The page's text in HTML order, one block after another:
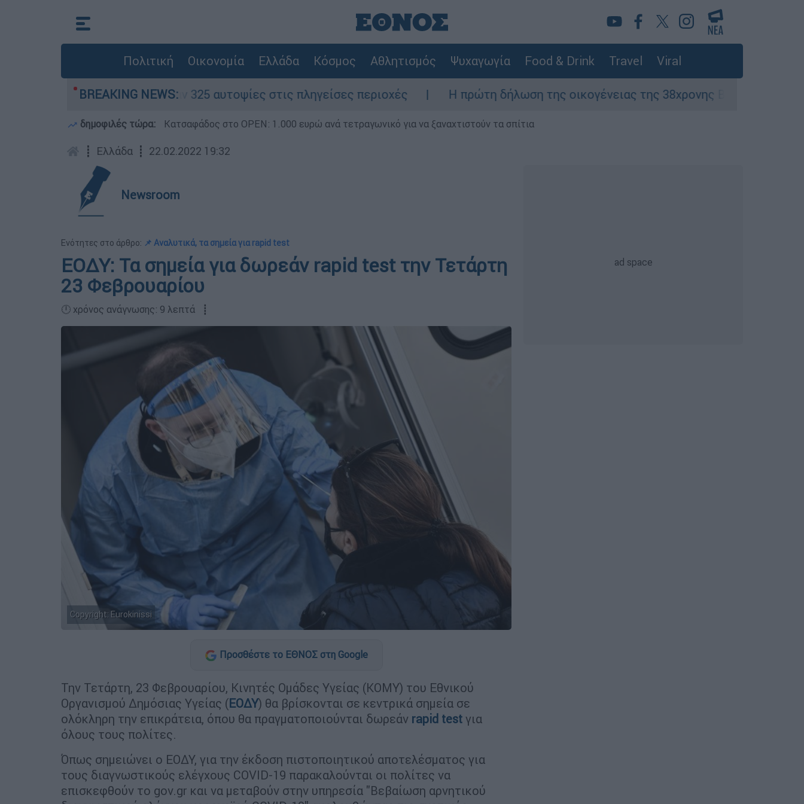
Πολιτική Οικονομία Ελλάδα Κόσμος Αθλητισμός Ψυχαγωγία Food & Drink Travel Viral
BREAKING NEWS:
- Ολοκληρώθηκαν 325 αυτοψίες στις πληγείσες περιοχές Η πρώτη δήλωση της οικογένειας της 38χρονης Βρετανίδας που
δημοφιλές τώρα: Κατσαφάδος στο OPEN: 1.000 ευρώ ανά τετραγωνικό για να ξαναχτιστούν τα σπίτια
┋ Ελλάδα ┋ 22.02.2022 19:32
Newsroom
Ενότητες στο άρθρο: 📌 Αναλυτικά, τα σημεία για rapid test
ΕΟΔΥ: Τα σημεία για δωρεάν rapid test την Τετάρτη
23 Φεβρουαρίου
🕛 χρόνος ανάγνωσης: 9 λεπτά ┋
Copyright: Eurokinissi
Προσθέστε το ΕΘΝΟΣ στη Google
Την Τετάρτη, 23 Φεβρουαρίου, Κινητές Ομάδες Υγείας (ΚΟΜΥ) του Εθνικού
Οργανισμού Δημόσιας Υγείας (ΕΟΔΥ) θα βρίσκονται σε κεντρικά σημεία σε
ολόκληρη την επικράτεια, όπου θα πραγματοποιούνται δωρεάν rapid test για
όλους τους πολίτες.
Όπως σημειώνει ο ΕΟΔΥ, για την έκδοση πιστοποιητικού αποτελέσματος για
τους διαγνωστικούς ελέγχους COVID-19 παρακαλούνται οι πολίτες να
επισκεφθούν το gov.gr και να μεταβούν στην υπηρεσία "Βεβαίωση αρνητικού